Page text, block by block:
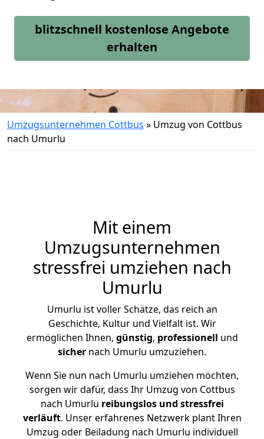
blitzschnell kostenlose Angebote
erhalten
Umzugsunternehmen Cottbus » Umzug von Cottbus
nach Umurlu
Mit einem
Umzugsunternehmen
stressfrei umziehen nach
Umurlu
Umurlu ist voller Schätze, das reich an
Geschichte, Kultur und Vielfalt ist. Wir
ermöglichen Ihnen, günstig, professionell und
sicher nach Umurlu umzuziehen.
Wenn Sie nun nach Umurlu umziehen möchten,
sorgen wir dafür, dass Ihr Umzug von Cottbus
nach Umurlu reibungslos und stressfrei
verläuft. Unser erfahrenes Netzwerk plant Ihren
Umzug oder Beiladung nach Umurlu individuell